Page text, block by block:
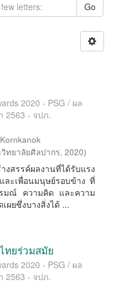
Go
2020 - PSG / ผล
2563 - จปภ.
Kornkanok
ทยาลัยศิลปากร, 2020)
รรค์ผลงานที่ได้รับแรง
ละเพื่อนมนุษย์รอบข้าง ที่
มณ์ ความคิด และความ
ผยซึ่งบางสิ่งได้ ...
ทยร่วมสมัย
2020 - PSG / ผล
2563 - จปภ.